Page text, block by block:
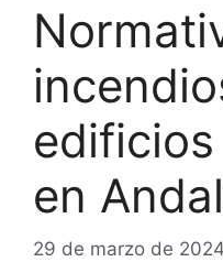
en
29 de marzo de 2024